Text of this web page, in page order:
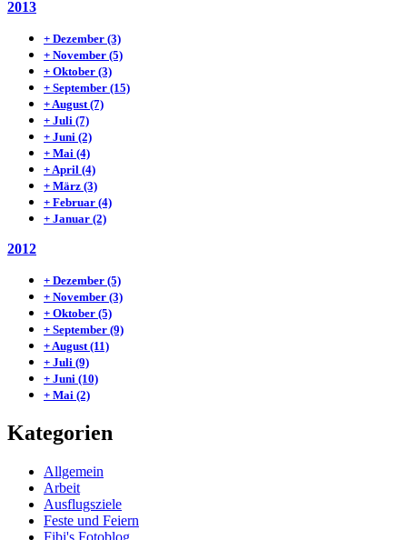
2013
+ Dezember (3)
+ November (5)
+ Oktober (3)
+ September (15)
+August(7)
+ Juli (7)
+ Juni (2)
+ Mai (4)
+April (4)
+ März (3)
+ Februar (4)
+ Januar (2)
2012
+ Dezember (5)
+ November (3)
+ Oktober (5)
+ September (9)
+August(11)
+ Juli (9)
+ Juni (10)
+ Mai (2)
Kategorien
Allgemein
Arbeit
Ausflugsziele
Feste und Feiern